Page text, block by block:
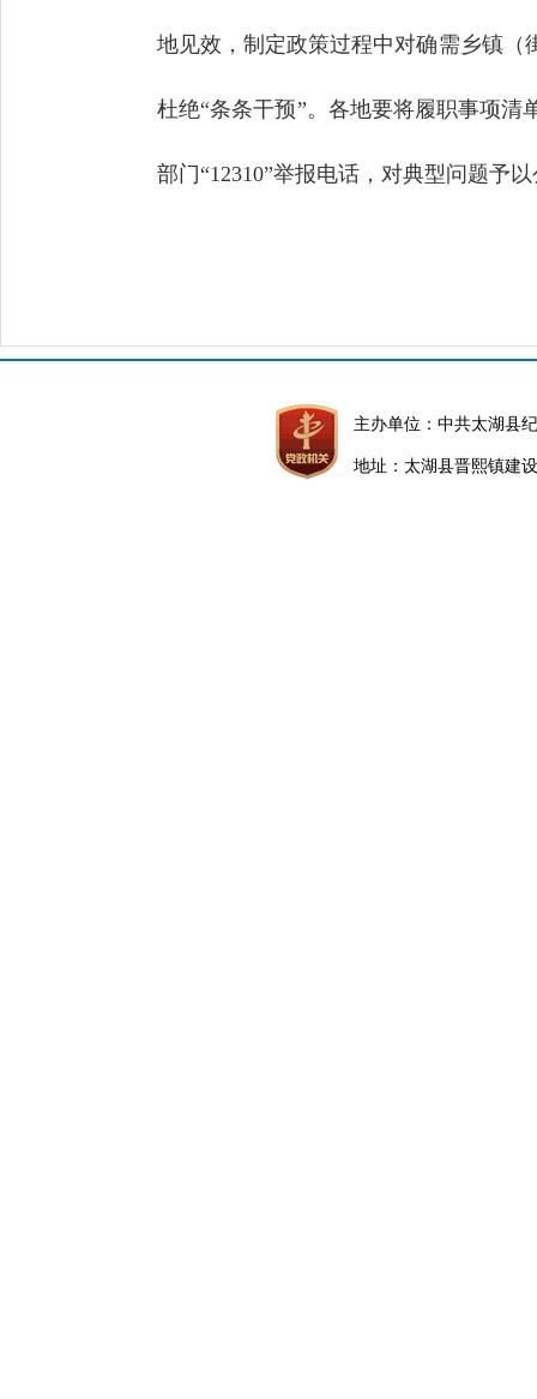
地见效，制定政策过程中对确需乡镇
杜绝“条条干预”。各地要将履职事项
部门“12310”举报电话，对典型问题予
主办单位：中共太湖县
地址：太湖县晋熙镇建